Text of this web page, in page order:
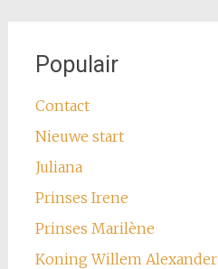
Populair
Contact
Nieuwe start
Juliana
Prinses Irene
Prinses Marilène
Koning Willem Alexander